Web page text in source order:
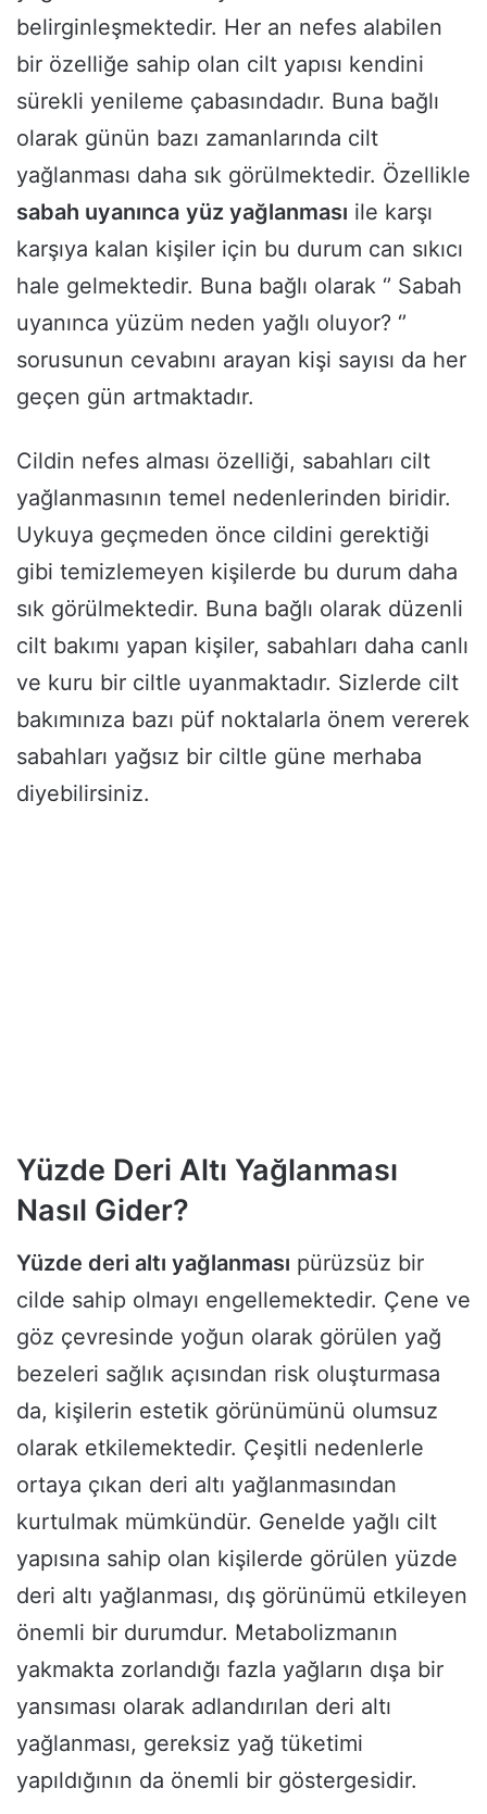
belirginleşmektedir. Her an nefes alabilen
bir özelliğe sahip olan cilt yapısı kendini
sürekli yenileme çabasındadır. Buna bağlı
olarak günün bazı zamanlarında cilt
yağlanması daha sık görülmektedir. Özellikle
sabah uyanınca yüz yağlanması ile karşı
karşıya kalan kişiler için bu durum can sıkıcı
hale gelmektedir. Buna bağlı olarak ‘’ Sabah
uyanınca yüzüm neden yağlı oluyor? ‘’
sorusunun cevabını arayan kişi sayısı da her
geçen gün artmaktadır.
Cildin nefes alması özelliği, sabahları cilt
yağlanmasının temel nedenlerinden biridir.
Uykuya geçmeden önce cildini gerektiği
gibi temizlemeyen kişilerde bu durum daha
sık görülmektedir. Buna bağlı olarak düzenli
cilt bakımı yapan kişiler, sabahları daha canlı
ve kuru bir ciltle uyanmaktadır. Sizlerde cilt
bakımınıza bazı püf noktalarla önem vererek
sabahları yağsız bir ciltle güne merhaba
diyebilirsiniz.
Yüzde Deri Altı Yağlanması
Nasıl Gider?
Yüzde deri altı yağlanması pürüzsüz bir
cilde sahip olmayı engellemektedir. Çene ve
göz çevresinde yoğun olarak görülen yağ
bezeleri sağlık açısından risk oluşturmasa
da, kişilerin estetik görünümünü olumsuz
olarak etkilemektedir. Çeşitli nedenlerle
ortaya çıkan deri altı yağlanmasından
kurtulmak mümkündür. Genelde yağlı cilt
yapısına sahip olan kişilerde görülen yüzde
deri altı yağlanması, dış görünümü etkileyen
önemli bir durumdur. Metabolizmanın
yakmakta zorlandığı fazla yağların dışa bir
yansıması olarak adlandırılan deri altı
yağlanması, gereksiz yağ tüketimi
yapıldığının da önemli bir göstergesidir.